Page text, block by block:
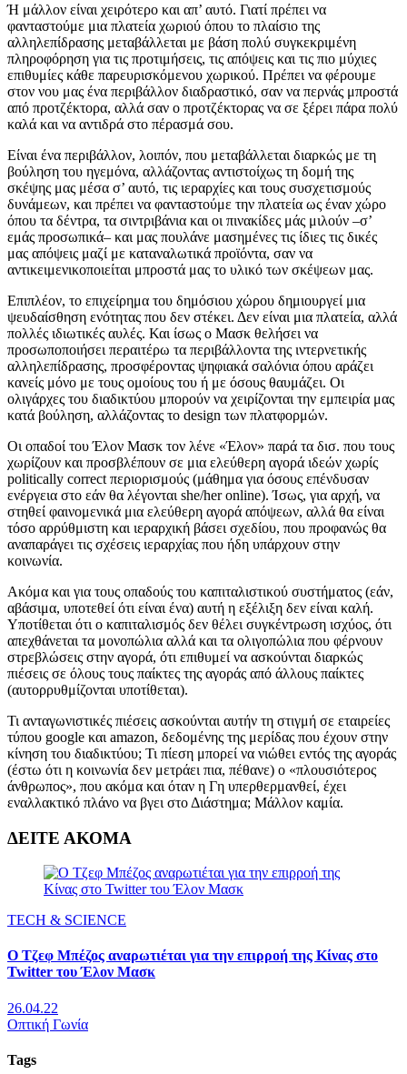
Ή μάλλον είναι χειρότερο και απ’ αυτό. Γιατί πρέπει να
φανταστούμε μια πλατεία χωριού όπου το πλαίσιο της
αλληλεπίδρασης μεταβάλλεται με βάση πολύ συγκεκριμένη
πληροφόρηση για τις προτιμήσεις, τις απόψεις και τις πιο μύχιες
επιθυμίες κάθε παρευρισκόμενου χωρικού. Πρέπει να φέρουμε
στον νου μας ένα περιβάλλον διαδραστικό, σαν να περνάς μπροστά
από προτζέκτορα, αλλά σαν ο προτζέκτορας να σε ξέρει πάρα πολύ
καλά και να αντιδρά στο πέρασμά σου.
Είναι ένα περιβάλλον, λοιπόν, που μεταβάλλεται διαρκώς με τη
βούληση του ηγεμόνα, αλλάζοντας αντιστοίχως τη δομή της
σκέψης μας μέσα σ’ αυτό, τις ιεραρχίες και τους συσχετισμούς
δυνάμεων, και πρέπει να φανταστούμε την πλατεία ως έναν χώρο
όπου τα δέντρα, τα σιντριβάνια και οι πινακίδες μάς μιλούν ‒σ’
εμάς προσωπικά‒ και μας πουλάνε μασημένες τις ίδιες τις δικές
μας απόψεις μαζί με καταναλωτικά προϊόντα, σαν να
αντικειμενικοποιείται μπροστά μας το υλικό των σκέψεων μας.
Επιπλέον, το επιχείρημα του δημόσιου χώρου δημιουργεί μια
ψευδαίσθηση ενότητας που δεν στέκει. Δεν είναι μια πλατεία, αλλά
πολλές ιδιωτικές αυλές. Και ίσως ο Μασκ θελήσει να
προσωποποιήσει περαιτέρω τα περιβάλλοντα της ιντερνετικής
αλληλεπίδρασης, προσφέροντας ψηφιακά σαλόνια όπου αράζει
κανείς μόνο με τους ομοίους του ή με όσους θαυμάζει. Οι
ολιγάρχες του διαδικτύου μπορούν να χειρίζονται την εμπειρία μας
κατά βούληση, αλλάζοντας το design των πλατφορμών.
Οι οπαδοί του Έλον Μασκ τον λένε «Έλον» παρά τα δισ. που τους
χωρίζουν και προσβλέπουν σε μια ελεύθερη αγορά ιδεών χωρίς
politically correct περιορισμούς (μάθημα για όσους επένδυσαν
ενέργεια στο εάν θα λέγονται she/her online). Ίσως, για αρχή, να
στηθεί φαινομενικά μια ελεύθερη αγορά απόψεων, αλλά θα είναι
τόσο αρρύθμιστη και ιεραρχική βάσει σχεδίου, που προφανώς θα
αναπαράγει τις σχέσεις ιεραρχίας που ήδη υπάρχουν στην
κοινωνία.
Ακόμα και για τους οπαδούς του καπιταλιστικού συστήματος (εάν,
αβάσιμα, υποτεθεί ότι είναι ένα) αυτή η εξέλιξη δεν είναι καλή.
Υποτίθεται ότι ο καπιταλισμός δεν θέλει συγκέντρωση ισχύος, ότι
απεχθάνεται τα μονοπώλια αλλά και τα ολιγοπώλια που φέρνουν
στρεβλώσεις στην αγορά, ότι επιθυμεί να ασκούνται διαρκώς
πιέσεις σε όλους τους παίκτες της αγοράς από άλλους παίκτες
(αυτορρυθμίζονται υποτίθεται).
Τι ανταγωνιστικές πιέσεις ασκούνται αυτήν τη στιγμή σε εταιρείες
τύπου google και amazon, δεδομένης της μερίδας που έχουν στην
κίνηση του διαδικτύου; Τι πίεση μπορεί να νιώθει εντός της αγοράς
(έστω ότι η κοινωνία δεν μετράει πια, πέθανε) ο «πλουσιότερος
άνθρωπος», που ακόμα και όταν η Γη υπερθερμανθεί, έχει
εναλλακτικό πλάνο να βγει στο Διάστημα; Μάλλον καμία.
ΔΕΙΤΕ ΑΚΟΜΑ
ΤECH & SCIENCE
Ο Τζεφ Μπέζος αναρωτιέται για την επιρροή της Κίνας στο
Twitter του Έλον Μασκ
26.04.22
Οπτική Γωνία
Tags